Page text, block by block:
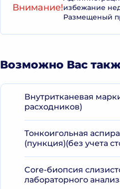
Внимание!избежание
Размещеный
Возможно Вас
Внутритканевая
расходников)
Тонкоигольная
(пункция)(без учета
Core-биопсия
лабораторного